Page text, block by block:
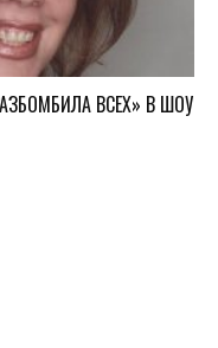
ВСЕХ» В ШОУ